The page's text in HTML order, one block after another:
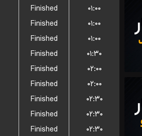
Finished
۰۱:۰۰
Finished
۰۱:۰۰
Finished
۰۱:۰۰
Finished
۰۱:۳۰
Finished
۰۲:۰۰
Finished
۰۲:۰۰
Finished
۰۲:۳۰
Finished
۰۲:۳۰
Finished
۰۲:۳۰